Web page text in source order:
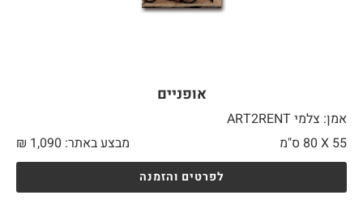
אופניים
אמן: צלמי ART2RENT
55 X
מבצע באתר: ₪ 1,090
לפרטים והזמנה